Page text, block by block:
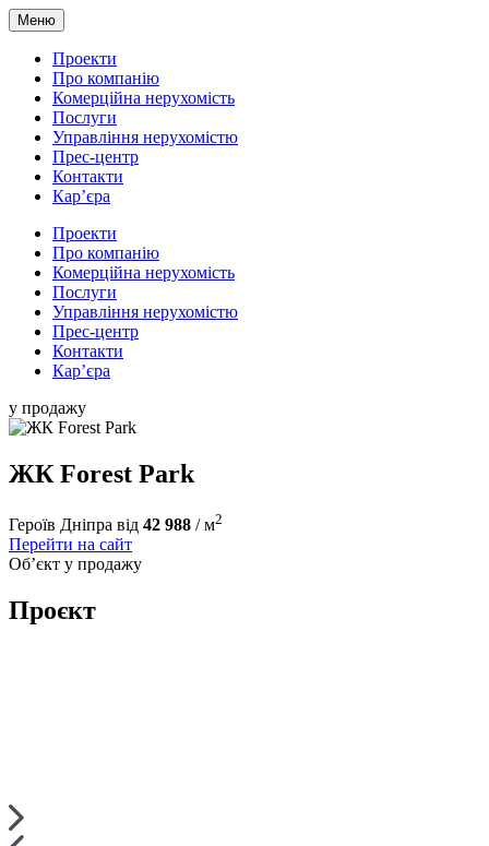
Меню
Проекти
Про компанію
Комерційна нерухомість
Послуги
Управління нерухомістю
Прес-центр
Контакти
Кар’єра
Проекти
Про компанію
Комерційна нерухомість
Послуги
Управління нерухомістю
Прес-центр
Контакти
Кар’єра
у продажу
ЖК Forest Park
Героїв Дніпра від 42 988 / м2
Перейти на сайт
Об’єкт у продажу
Проєкт